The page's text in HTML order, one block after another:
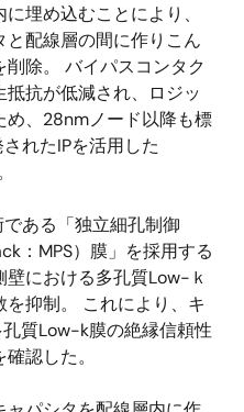
埋め込むことにより、
と配線層の間に作りこん
除。 バイパスコンタク
抵抗が低減され、ロジッ
め、28nmノード以降も標
れたIPを活用した
である「独立細孔制御
：MPS）膜」を採用する
における多孔質Low-ｋ
抑制。 これにより、キ
質Low-k膜の絶縁信頼性
認した。